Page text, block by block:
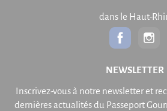
dans le Haut-
NEWSLETTER
Inscrivez-vous à notre newsletter et
dernières actualités du Passeport